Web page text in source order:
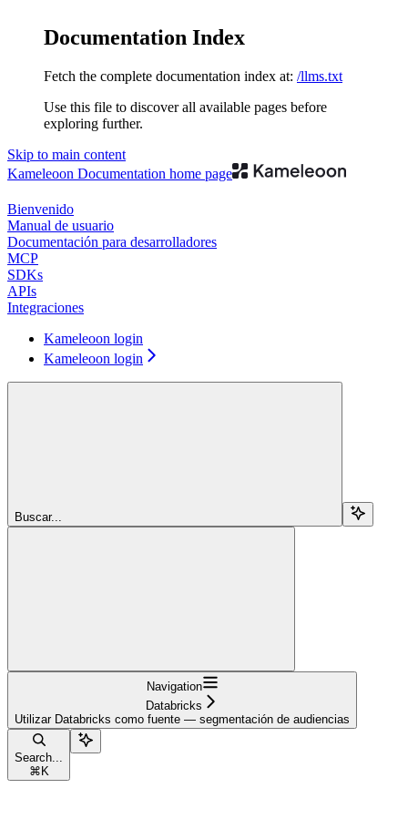
Documentation Index
Fetch the complete documentation index at: /llms.txt
Use this file to discover all available pages before
exploring further.
Skip to main content
Kameleoon Documentation home page
Bienvenido
Manual de usuario
Documentación para desarrolladores
MCP
SDKs
APIs
Integraciones
Kameleoon login
Kameleoon login
Buscar...
Navigation
Databricks
Utilizar Databricks como fuente — segmentación de audiencias
Search...
⌘ K